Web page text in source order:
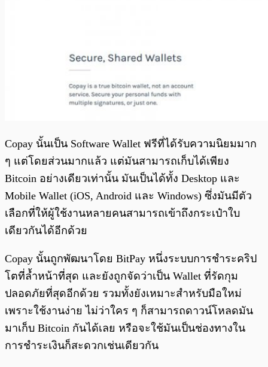
Copay นั้นเป็น Software Wallet ฟรีที่ได้รับความนิยมมาก
ๆ แต่โดยส่วนมากแล้ว แต่มันสามารถเก็บได้เพียง
Bitcoin อย่างเดียวเท่านั้น มันเป็นได้ทั้ง Desktop และ
Mobile Wallet (iOS, Android และ Windows) ซึ่งมันมีตัว
เลือกที่ให้ผู้ใช้งานหลายคนสามารถเข้าถึงกระเป๋าใบ
เดียวกันได้อีกด้วย
Copay นั้นถูกพัฒนาโดย BitPay หนึ่งระบบการชำระคริป
โตที่ล้ำหน้าที่สุด และยังถูกจัดว่าเป็น Wallet ที่รัดกุม
ปลอดภัยที่สุดอีกด้วย รวมทั้งยังเหมาะสำหรับมือใหม่
เพราะใช้งานง่าย ไม่ว่าใคร ๆ ก็สามารถดาวน์โหลดมัน
มาเก็บ Bitcoin กันได้เลย หรือจะใช้มันเป็นช่องทางใน
การชำระเงินก็สะดวกเช่นเดียวกัน